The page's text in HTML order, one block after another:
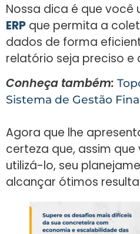
Nossa dica é que você
ERP que permita a
dados de forma
relatório seja preciso e
Conheça também:
Sistema de Gestão
Agora que lhe
certeza que, assim
utilizá-lo, seu
alcançar ótimos